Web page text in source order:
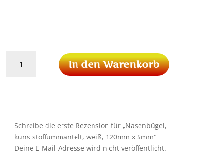
kunststoffummantelt,
Menge
In den Warenkorb
Schreibe die erste Rezension für „Nasenbügel,
kunststoffummantelt, weiß, 120mm x 5mm“
Deine E-Mail-Adresse wird nicht veröffentlicht.